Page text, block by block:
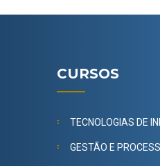
CURSOS
TECNOLOGIAS DE
GESTÃO E